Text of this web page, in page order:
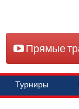
Прямые
Турниры